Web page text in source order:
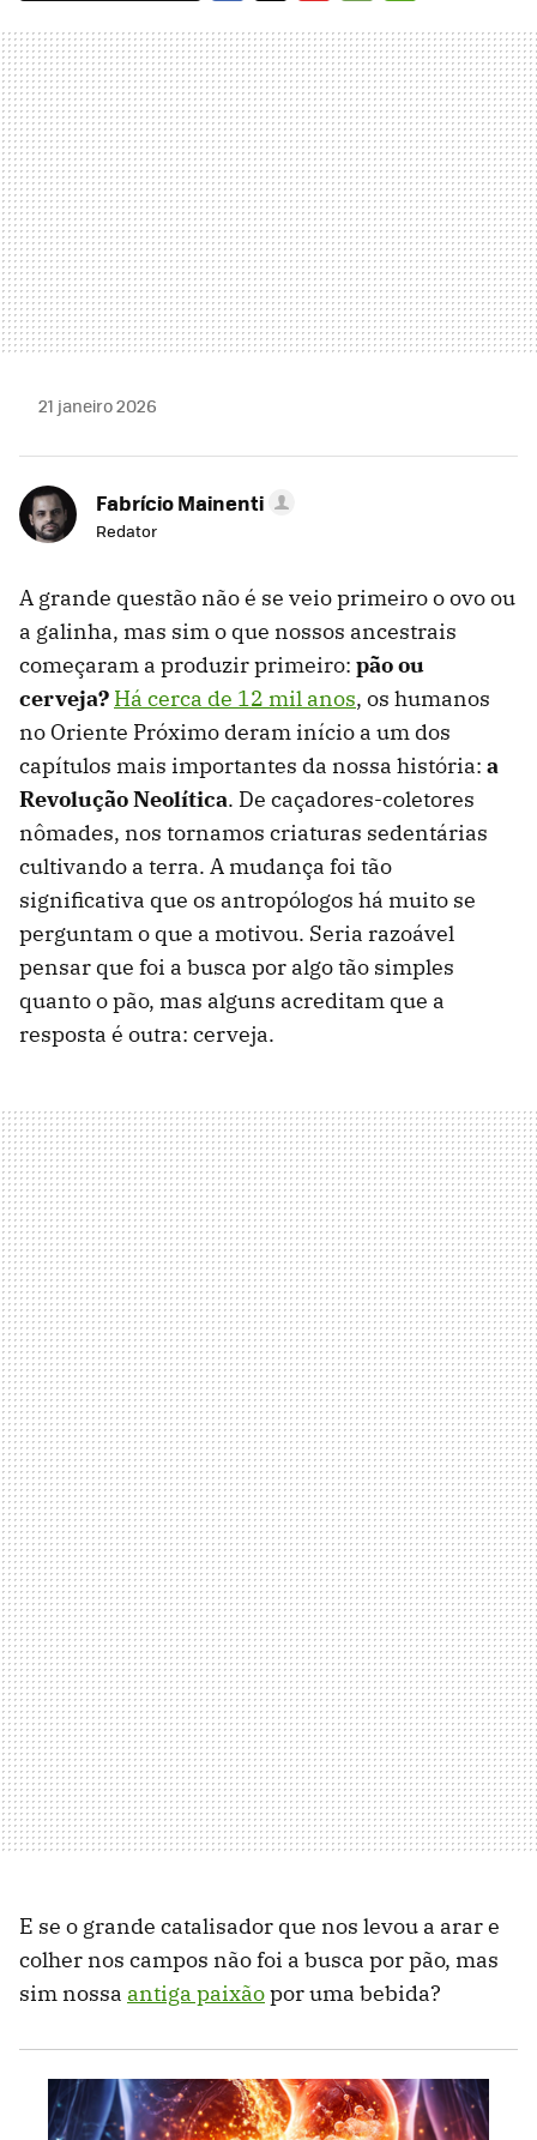
MAIL
21 janeiro 2026
Fabrício Mainenti
Redator
A grande questão não é se veio primeiro o ovo ou
a galinha, mas sim o que nossos ancestrais
começaram a produzir primeiro: pão ou
cerveja? Há cerca de 12 mil anos, os humanos
no Oriente Próximo deram início a um dos
capítulos mais importantes da nossa história: a
Revolução Neolítica. De caçadores-coletores
nômades, nos tornamos criaturas sedentárias
cultivando a terra. A mudança foi tão
significativa que os antropólogos há muito se
perguntam o que a motivou. Seria razoável
pensar que foi a busca por algo tão simples
quanto o pão, mas alguns acreditam que a
resposta é outra: cerveja.
E se o grande catalisador que nos levou a arar e
colher nos campos não foi a busca por pão, mas
sim nossa antiga paixãopor uma bebida?